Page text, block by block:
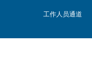
工作人员通道